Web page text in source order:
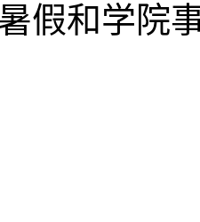
假和学院